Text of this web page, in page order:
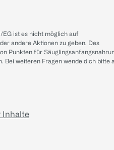
ist es nicht möglich auf
andere Aktionen zu geben. Des
Punkten für
Bei weiteren Fragen wende dich bitte
Inhalte